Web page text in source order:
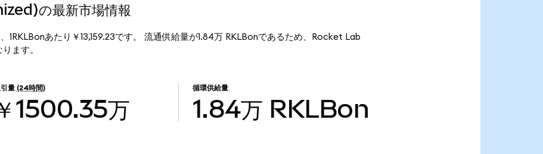
の最新市場情報
あたり￥13,159.23です。 流通供給量が1.84万 RKLBonであるため、Rocket Lab
ます。
量 (24時間)
1500.35万
循環供給量
1.84万 RKLBon